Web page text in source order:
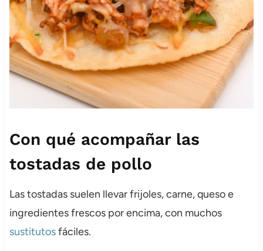
Con qué acompañar las
tostadas de pollo
Las tostadas suelen llevar frijoles, carne, queso e
ingredientes frescos por encima, con muchos
sustitutosfáciles.